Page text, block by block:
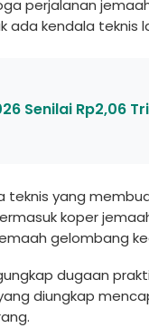
perjalanan
kendala teknis
Senilai Rp2,06
yang
koper
gelombang
dugaan
diungkap